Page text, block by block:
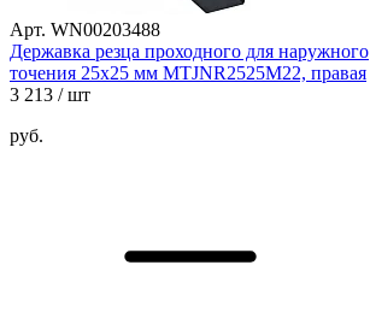
Арт. WN00203488
Державка резца проходного для наружного
точения 25х25 мм MTJNR2525M22, правая
3 213 / шт
руб.